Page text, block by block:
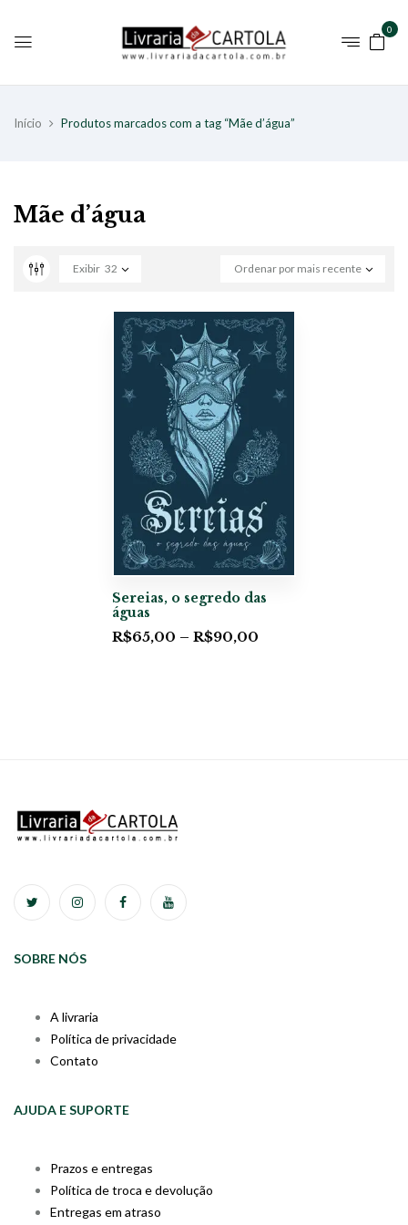
0
Início Produtos marcados com a tag “Mãe d’água”
Mãe d’água
Ordenar por mais recente
Exibir 32
Sereias, o segredo das
águas
R$65,00 – R$90,00
SOBRE NÓS
A livraria
Política de privacidade
Contato
AJUDA E SUPORTE
Prazos e entregas
Política de troca e devolução
Entregas em atraso